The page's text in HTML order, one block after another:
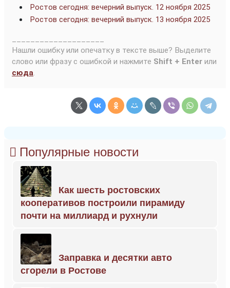
Ростов сегодня: вечерний выпуск. 12 ноября 2025
Ростов сегодня: вечерний выпуск. 13 ноября 2025
Нашли ошибку или опечатку в тексте выше? Выделите
слово или фразу с ошибкой и нажмите Shift + Enter или
сюда.
Популярные новости
Как шесть ростовских
кооперативов построили пирамиду
почти на миллиард и рухнули
Заправка и десятки авто
сгорели в Ростове